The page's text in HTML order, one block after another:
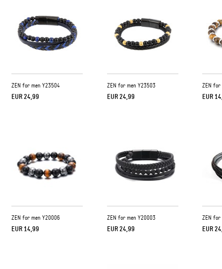
ZEN for men Y23504
EUR 24,99
ZEN for men Y23503
EUR 24,99
ZEN for
EUR
ZEN for men Y20006
EUR 14,99
ZEN for men Y20003
EUR 24,99
ZEN for
EUR